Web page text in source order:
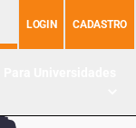
LOGIN CADASTRO